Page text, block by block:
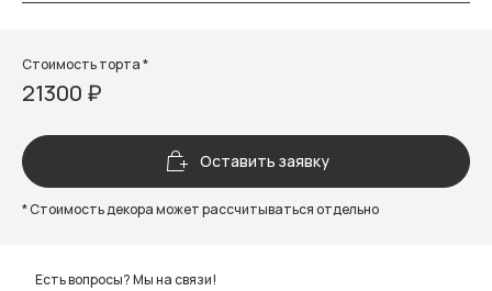
Стоимость торта *
21300 ₽
Оставить заявку
* Стоимость декора может рассчитываться отдельно
Есть вопросы? Мы на связи!